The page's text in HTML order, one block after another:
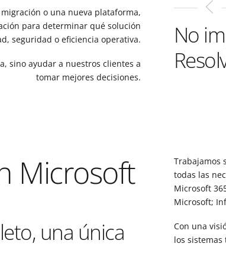
o una nueva plataforma,
para determinar qué solución
seguridad o eficiencia operativa.
sino ayudar a nuestros clientes a
tomar mejores decisiones.
No
Microsoft
una única
Trabajamos
todas las
Microsoft
Microsoft;
Con una
los